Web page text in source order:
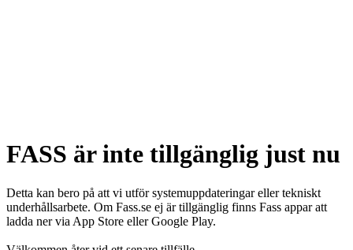
FASS är inte tillgänglig just nu
Detta kan bero på att vi utför systemuppdateringar eller tekniskt
underhållsarbete. Om Fass.se ej är tillgänglig finns Fass appar att
ladda ner via App Store eller Google Play.